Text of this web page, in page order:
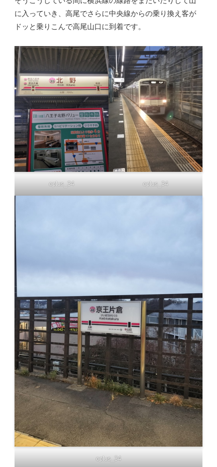
に入っていき、高尾でさらに中央線からの乗り換え客が
ドッと乗りこんで高尾山口に到着です。
oplus_34 oplus_34
oplus_34